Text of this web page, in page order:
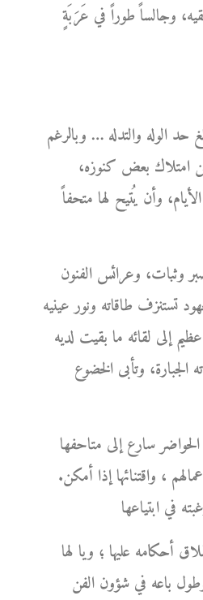
وجالساً طوراً في عَرَبَةٍ
الوله والتدله … وبالرغم
امتلاك بعض كنوزه،
وأن يُتيح لها متحفاً
وثبات، وعرائس الفنون
تستنزف طاقاته ونور عينيه
إلى لقائه ما بقيت لديه
الجبارة، وتأبى الخضوع
سارع إلى متاحفها
، واقتنائها إذا أمكن.
أحكامه عليها ؛ ويا لها